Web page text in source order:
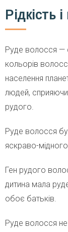
Рідкість
Руде волосся —
кольорів
населення
людей,
рудого.
Руде волосся
яскраво-
Ген рудого
дитина мала
обоє батьків.
Руде волосся не